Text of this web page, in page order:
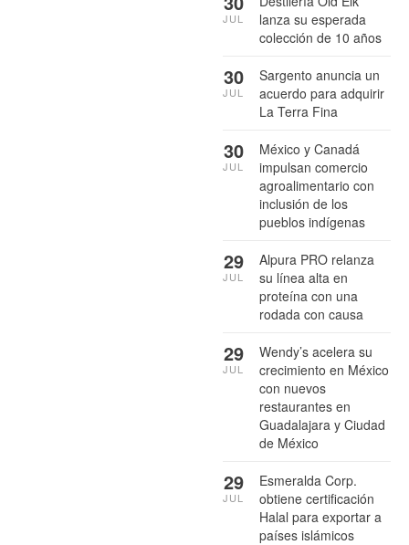
lanza su esperada
colección de 10 años
JUL
Sargento anuncia un
acuerdo para adquirir
La Terra Fina
30
JUL
México y Canadá
impulsan comercio
agroalimentario con
inclusión de los
pueblos indígenas
30
JUL
Alpura PRO relanza
su línea alta en
proteína con una
rodada con causa
29
JUL
Wendy’s acelera su
crecimiento en México
con nuevos
restaurantes en
Guadalajara y Ciudad
de México
29
JUL
Esmeralda Corp.
obtiene certificación
Halal para exportar a
países islámicos
29
JUL